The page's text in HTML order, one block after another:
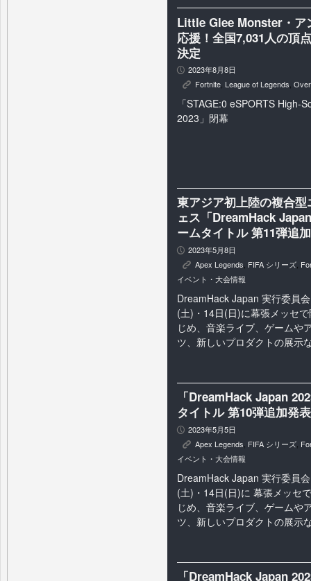
Little Glee Monster・ア
応援！全国7,031人の頂
決定
P 2023年8月8日
K Fortnite League of Legends
「STAGE:0 eSPORTS High-
2023」閉幕
東アジア初上陸の複合
ェス「DreamHack
ームタイトル 第11弾追
P 2023年5月8日
K Apex Legends FIFA シリーズ
イベント・大会情報
DreamHack Japan 実行委員
(土)・14日(日)に幕張メッセ
じめ、音楽ライブ、ゲームや
ツ、新しいプロダクトの展示
「DreamHack Japan
タイトル 第10弾追加発
P 2023年5月5日
K Apex Legends FIFA シリーズ
イベント・大会情報
DreamHack Japan 実行委員
(土)・14日(日)に 幕張メッセ
じめ、音楽ライブ、ゲームや
ツ、新しいプロダクトの展示
「DreamHack Japan